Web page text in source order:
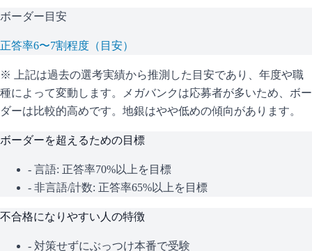
ボーダー目安
正答率6〜7割程度（目安）
※ 上記は過去の選考実績から推測した目安であり、年度や職
種によって変動します。
メガバンクは応募者が多いため、ボー
ダーは比較的高めです。地銀はやや低めの傾向があります。
ボーダーを超えるための目標
- 言語: 正答率70%以上を目標
- 非言語/計数: 正答率65%以上を目標
不合格になりやすい人の特徴
- 対策せずにぶっつけ本番で受験